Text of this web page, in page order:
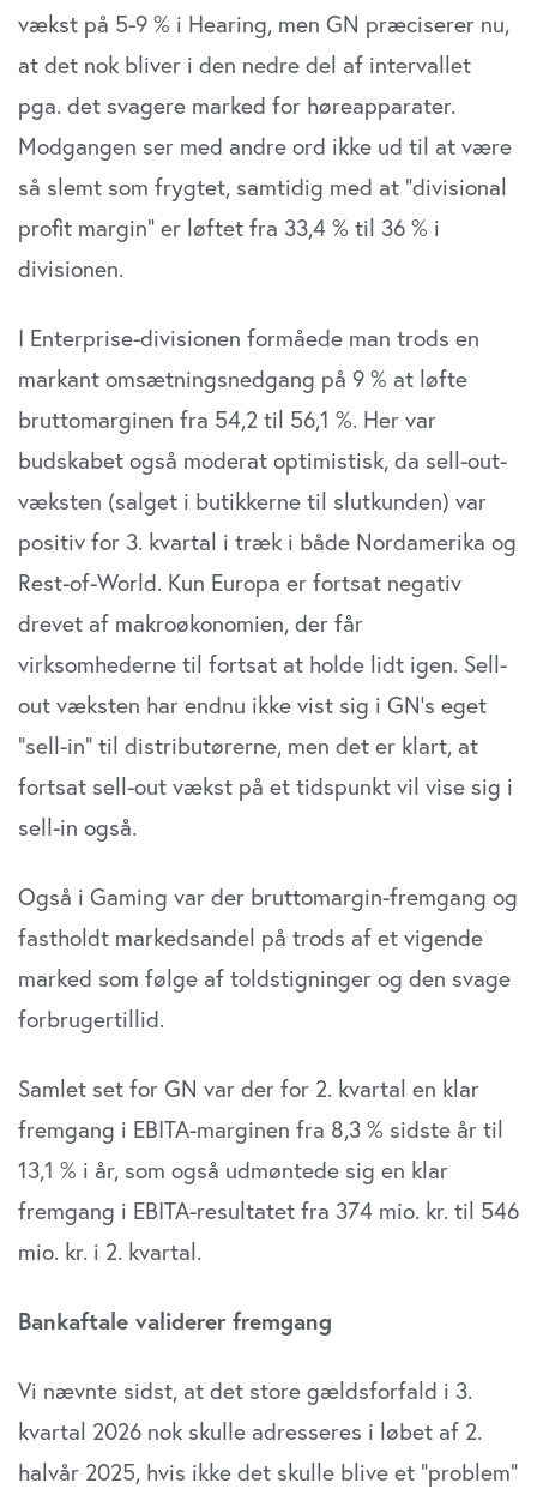
vækst på 5-9 % i Hearing, men GN præciserer nu,
at det nok bliver i den nedre del af intervallet
pga. det svagere marked for høreapparater.
Modgangen ser med andre ord ikke ud til at være
så slemt som frygtet, samtidig med at ”divisional
profit margin” er løftet fra 33,4 % til 36 % i
divisionen.
I Enterprise-divisionen formåede man trods en
markant omsætningsnedgang på 9 % at løfte
bruttomarginen fra 54,2 til 56,1 %. Her var
budskabet også moderat optimistisk, da sell-out-
væksten (salget i butikkerne til slutkunden) var
positiv for 3. kvartal i træk i både Nordamerika og
Rest-of-World. Kun Europa er fortsat negativ
drevet af makroøkonomien, der får
virksomhederne til fortsat at holde lidt igen. Sell-
out væksten har endnu ikke vist sig i GN’s eget
”sell-in” til distributørerne, men det er klart, at
fortsat sell-out vækst på et tidspunkt vil vise sig i
sell-in også.
Også i Gaming var der bruttomargin-fremgang og
fastholdt markedsandel på trods af et vigende
marked som følge af toldstigninger og den svage
forbrugertillid.
Samlet set for GN var der for 2. kvartal en klar
fremgang i EBITA-marginen fra 8,3 % sidste år til
13,1 % i år, som også udmøntede sig en klar
fremgang i EBITA-resultatet fra 374 mio. kr. til 546
mio. kr. i 2. kvartal.
Bankaftale validerer fremgang
Vi nævnte sidst, at det store gældsforfald i 3.
kvartal 2026 nok skulle adresseres i løbet af 2.
halvår 2025, hvis ikke det skulle blive et ”problem”